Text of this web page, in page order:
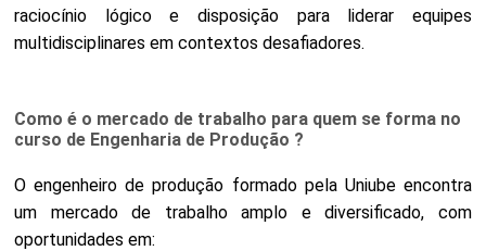
raciocínio lógico e disposição para liderar equipes
multidisciplinares em contextos desafiadores.
Como é o mercado de trabalho para quem se forma no
curso de Engenharia de Produção ?
O engenheiro de produção formado pela Uniube encontra
um mercado de trabalho amplo e diversificado, com
oportunidades em: